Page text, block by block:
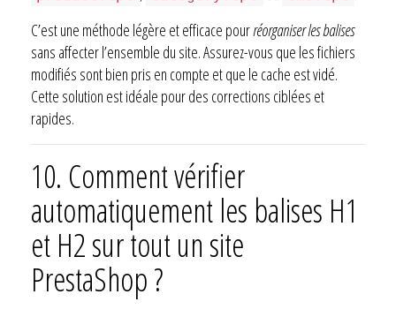
C’est une méthode légère et efficace pourréorganiser les balises
sans affecter l’ensemble du site. Assurez-vous que les fichiers
modifiés sont bien pris en compte et que le cache est vidé.
Cette solution est idéale pour des corrections ciblées et
rapides.
10. Comment vérifier
automatiquement les balises H1
et H2 sur tout un site
PrestaShop ?